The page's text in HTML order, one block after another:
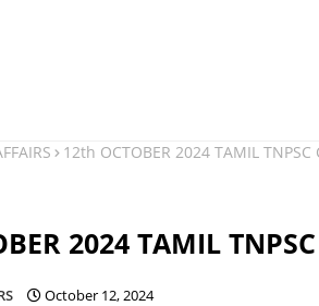
12th OCTOBER 2024 TAMIL TNPSC
2024 TAMIL
October 12, 2024